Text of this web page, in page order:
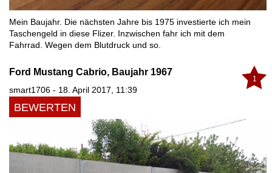
Mein Baujahr. Die nächsten Jahre bis 1975 investierte ich mein
Taschengeld in diese Flizer. Inzwischen fahr ich mit dem
Fahrrad. Wegen dem Blutdruck und so.
1
Ford Mustang Cabrio, Baujahr 1967
smart1706 - 18. April 2017, 11:39
BEWERTEN